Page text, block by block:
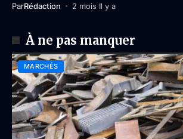
ParRédaction 2 mois Il y a
À ne pas manquer
MARCHÉS